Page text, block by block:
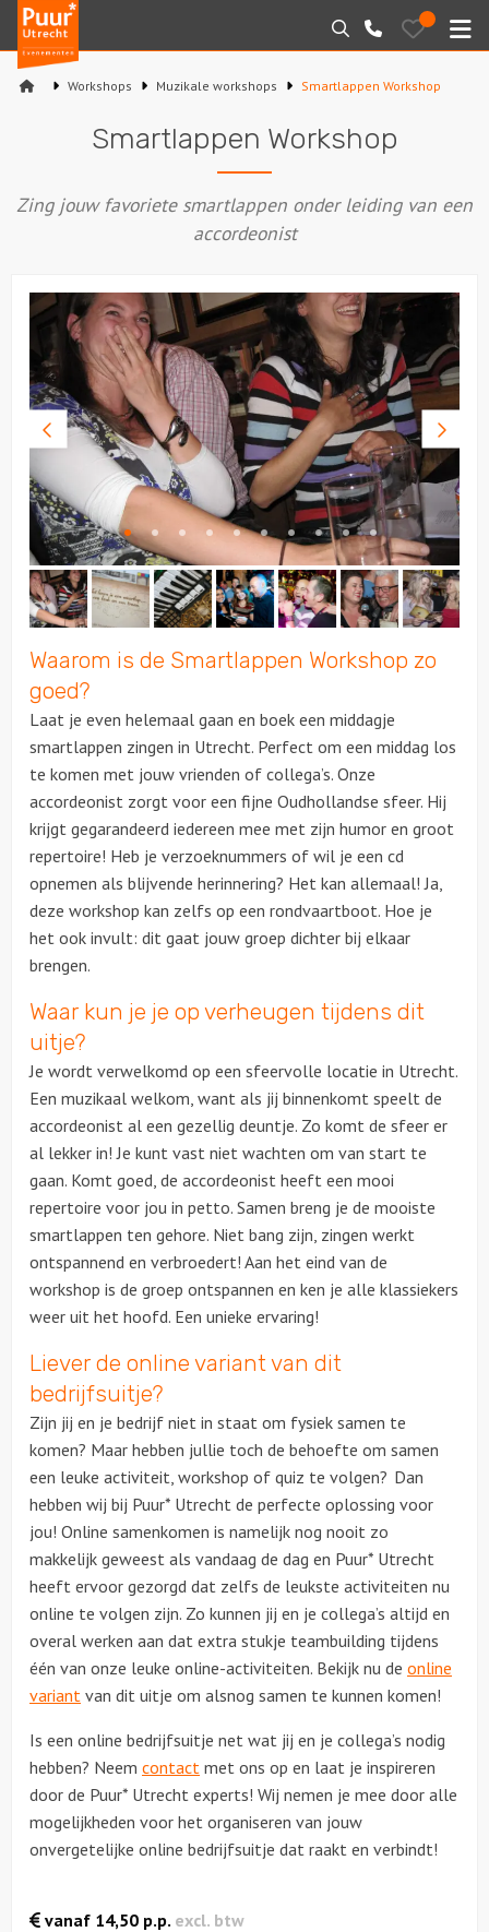
Puur*
Utrecht
bedrijfsuitjes
Zoeken
030-
2145099
Bewaarde
uitjes
Arrangementen
Varen
Workshops
Rondleidingen
Locaties
Feesten
Workshops Muzikale workshops Smartlappen Workshop
Smartlappen Workshop
Zing jouw favoriete smartlappen onder leiding van een
accordeonist
Vorige
foto
foto
Waarom is de Smartlappen Workshop zo
goed?
Laat je even helemaal gaan en boek een middagje
smartlappen zingen in Utrecht. Perfect om een middag los
te komen met jouw vrienden of collega’s. Onze
accordeonist zorgt voor een fijne Oudhollandse sfeer. Hij
krijgt gegarandeerd iedereen mee met zijn humor en groot
repertoire! Heb je verzoeknummers of wil je een cd
opnemen als blijvende herinnering? Het kan allemaal! Ja,
deze workshop kan zelfs op een rondvaartboot. Hoe je
het ook invult: dit gaat jouw groep dichter bij elkaar
brengen.
Waar kun je je op verheugen tijdens dit
uitje?
Je wordt verwelkomd op een sfeervolle locatie in Utrecht.
Een muzikaal welkom, want als jij binnenkomt speelt de
accordeonist al een gezellig deuntje. Zo komt de sfeer er
al lekker in! Je kunt vast niet wachten om van start te
gaan. Komt goed, de accordeonist heeft een mooi
repertoire voor jou in petto. Samen breng je de mooiste
smartlappen ten gehore. Niet bang zijn, zingen werkt
ontspannend en verbroedert! Aan het eind van de
workshop is de groep ontspannen en ken je alle klassiekers
weer uit het hoofd. Een unieke ervaring!
Liever de online variant van dit
bedrijfsuitje?
Zijn jij en je bedrijf niet in staat om fysiek samen te
komen? Maar hebben jullie toch de behoefte om samen
een leuke activiteit, workshop of quiz te volgen? Dan
hebben wij bij Puur* Utrecht de perfecte oplossing voor
jou! Online samenkomen is namelijk nog nooit zo
makkelijk geweest als vandaag de dag en Puur* Utrecht
heeft ervoor gezorgd dat zelfs de leukste activiteiten nu
online te volgen zijn. Zo kunnen jij en je collega’s altijd en
overal werken aan dat extra stukje teambuilding tijdens
één van onze leuke online-activiteiten. Bekijk nu de online
variant van dit uitje om alsnog samen te kunnen komen!
Is een online bedrijfsuitje net wat jij en je collega’s nodig
hebben? Neem contact met ons op en laat je inspireren
door de Puur* Utrecht experts! Wij nemen je mee door alle
mogelijkheden voor het organiseren van jouw
onvergetelijke online bedrijfsuitje dat raakt en verbindt!
vanaf 14,50 p.p. excl. btw